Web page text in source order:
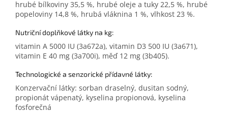
hrubé bílkoviny 35,5 %, hrubé oleje a tuky 22,5 %, hrubé
popeloviny 14,8 %, hrubá vláknina 1 %, vlhkost 23 %.
Nutriční doplňkové látky na kg:
vitamin A 5000 IU (3a672a), vitamin D3 500 IU (3a671),
vitamin E 40 mg (3a700i), měď 12 mg (3b405).
Technologické a senzorické přídavné látky:
Konzervační látky: sorban draselný, dusitan sodný,
propionát vápenatý, kyselina propionová, kyselina
fosforečná